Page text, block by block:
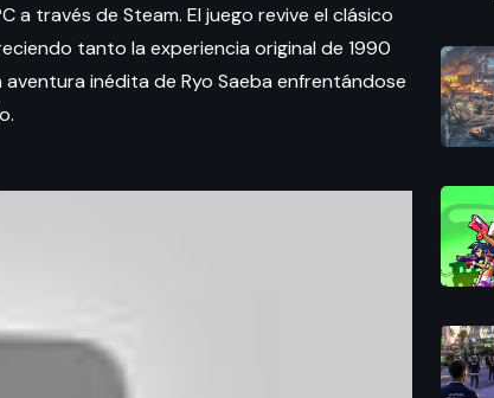
a través de Steam. El juego revive el clásico
tanto la experiencia original de 1990
inédita de Ryo Saeba enfrentándose